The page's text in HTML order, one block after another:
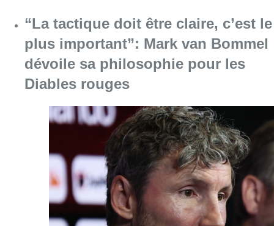
“La tactique doit être claire, c’est le
plus important”: Mark van Bommel
dévoile sa philosophie pour les
Diables rouges